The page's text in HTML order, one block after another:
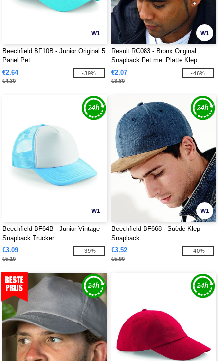
W1
Beechfield BF10B - Junior Original 5
Panel Pet
€2.64
€4.30
-39%
W1
Result RC083 - Bronx Original
Snapback Pet met Platte Klep
€2.07
€3.80
-46%
W1
Beechfield BF64B - Junior Vintage
Snapback Trucker
€3.09
€5.10
-39%
W1
Beechfield BF668 - Suède Klep
Snapback
€3.52
€5.90
-40%